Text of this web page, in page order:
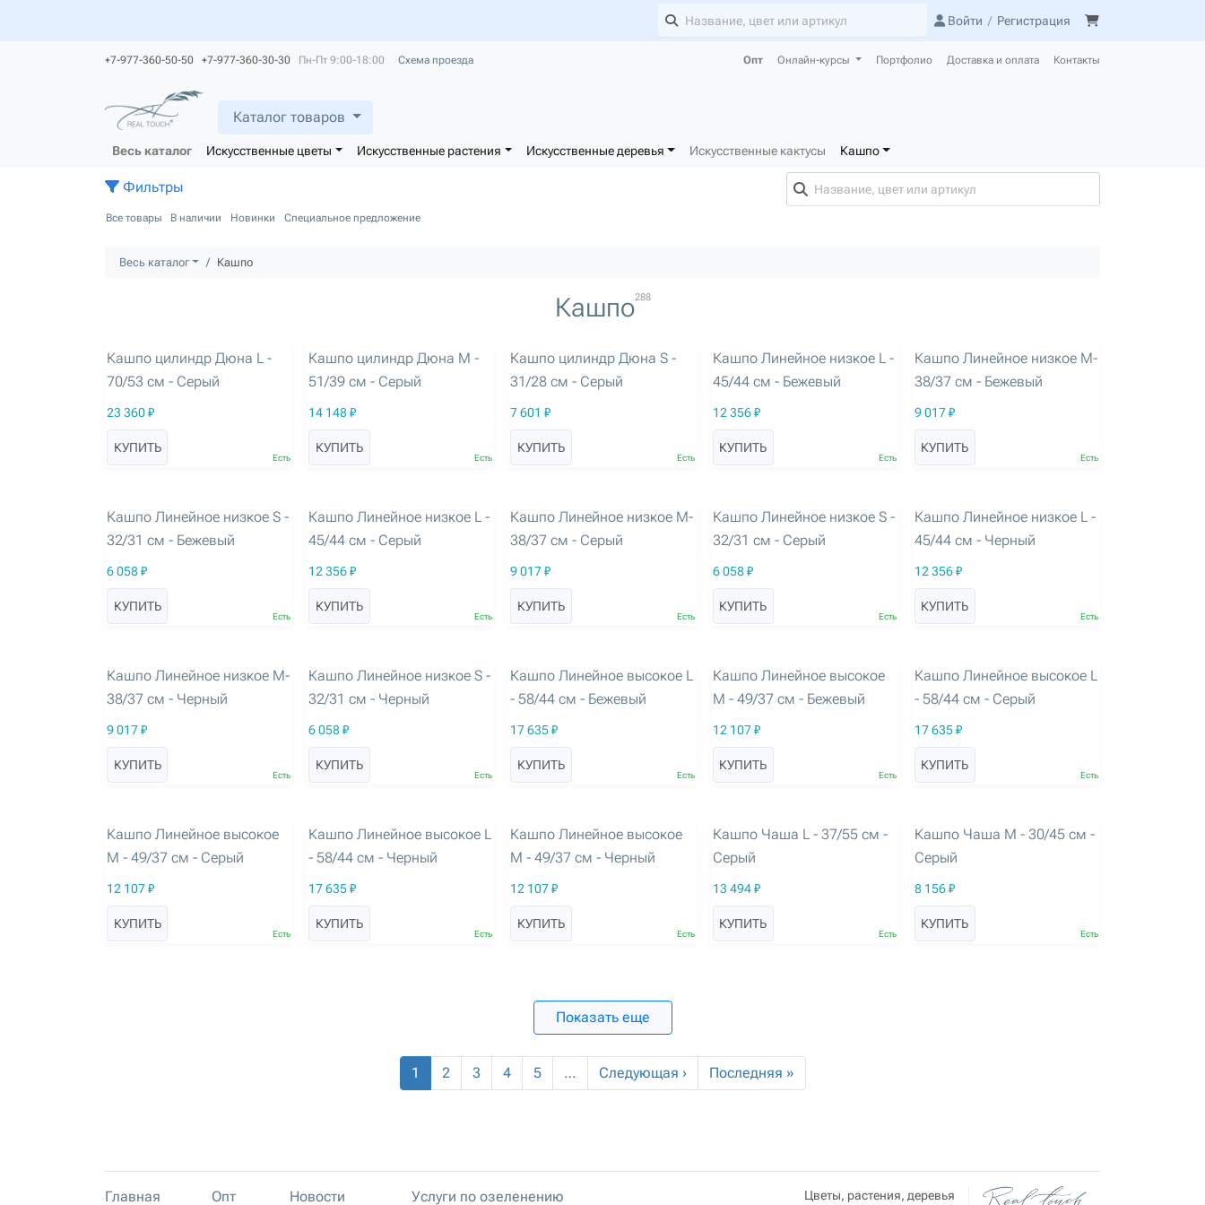
Войти / Регистрация
+7-977-360-50-50 +7-977-360-30-30 Пн-Пт 9:00-18:00 Схема проезда Опт Онлайн-курсы Портфолио Доставка и оплата Контакты
Каталог товаров
Весь каталог Искусственные цветы Искусственные растения Искусственные деревья Искусственные кактусы Кашпо
Фильтры
Все товары В наличии Новинки Специальное предложение
Весь каталог Кашпо
Кашпо288
Кашпо цилиндр Дюна L -
70/53 см - Серый
23 360 ₽
КУПИТЬ
Есть
Кашпо цилиндр Дюна M -
51/39 см - Серый
14 148 ₽
КУПИТЬ
Есть
Кашпо цилиндр Дюна S -
31/28 см - Серый
7 601 ₽
КУПИТЬ
Есть
Кашпо Линейное низкое L -
45/44 см - Бежевый
12 356 ₽
КУПИТЬ
Есть
Кашпо Линейное низкое M-
38/37 см - Бежевый
9 017 ₽
КУПИТЬ
Есть
Кашпо Линейное низкое S -
32/31 см - Бежевый
6 058 ₽
КУПИТЬ
Есть
Кашпо Линейное низкое L -
45/44 см - Серый
12 356 ₽
КУПИТЬ
Есть
Кашпо Линейное низкое M-
38/37 см - Серый
9 017 ₽
КУПИТЬ
Есть
Кашпо Линейное низкое S -
32/31 см - Серый
6 058 ₽
КУПИТЬ
Есть
Кашпо Линейное низкое L -
45/44 см - Черный
12 356 ₽
КУПИТЬ
Есть
Кашпо Линейное низкое M-
38/37 см - Черный
9 017 ₽
КУПИТЬ
Есть
Кашпо Линейное низкое S -
32/31 см - Черный
6 058 ₽
КУПИТЬ
Есть
Кашпо Линейное высокое L
- 58/44 см - Бежевый
17 635 ₽
КУПИТЬ
Есть
Кашпо Линейное высокое
M - 49/37 см - Бежевый
12 107 ₽
КУПИТЬ
Есть
Кашпо Линейное высокое L
- 58/44 см - Серый
17 635 ₽
КУПИТЬ
Есть
Кашпо Линейное высокое
M - 49/37 см - Серый
12 107 ₽
КУПИТЬ
Есть
Кашпо Линейное высокое L
- 58/44 см - Черный
17 635 ₽
КУПИТЬ
Есть
Кашпо Линейное высокое
M - 49/37 см - Черный
12 107 ₽
КУПИТЬ
Есть
Кашпо Чаша L - 37/55 см -
Серый
13 494 ₽
КУПИТЬ
Есть
Кашпо Чаша M - 30/45 см -
Серый
8 156 ₽
КУПИТЬ
Есть
Показать еще
1 2 3 4 5 … Следующая › Последняя »
Главная Опт Новости Услуги по озеленению Цветы, растения, деревья